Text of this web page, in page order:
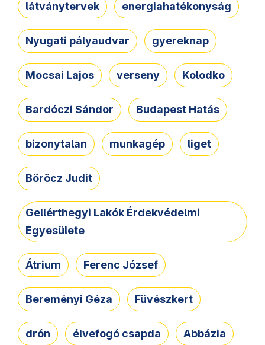
látványtervek energiahatékonyság
Nyugati pályaudvar gyereknap
Mocsai Lajos verseny Kolodko
Bardóczi Sándor Budapest Hatás
bizonytalan munkagép liget
Böröcz Judit
Gellérthegyi Lakók Érdekvédelmi
Egyesülete
Átrium Ferenc József
Bereményi Géza Füvészkert
drón élvefogó csapda Abbázia